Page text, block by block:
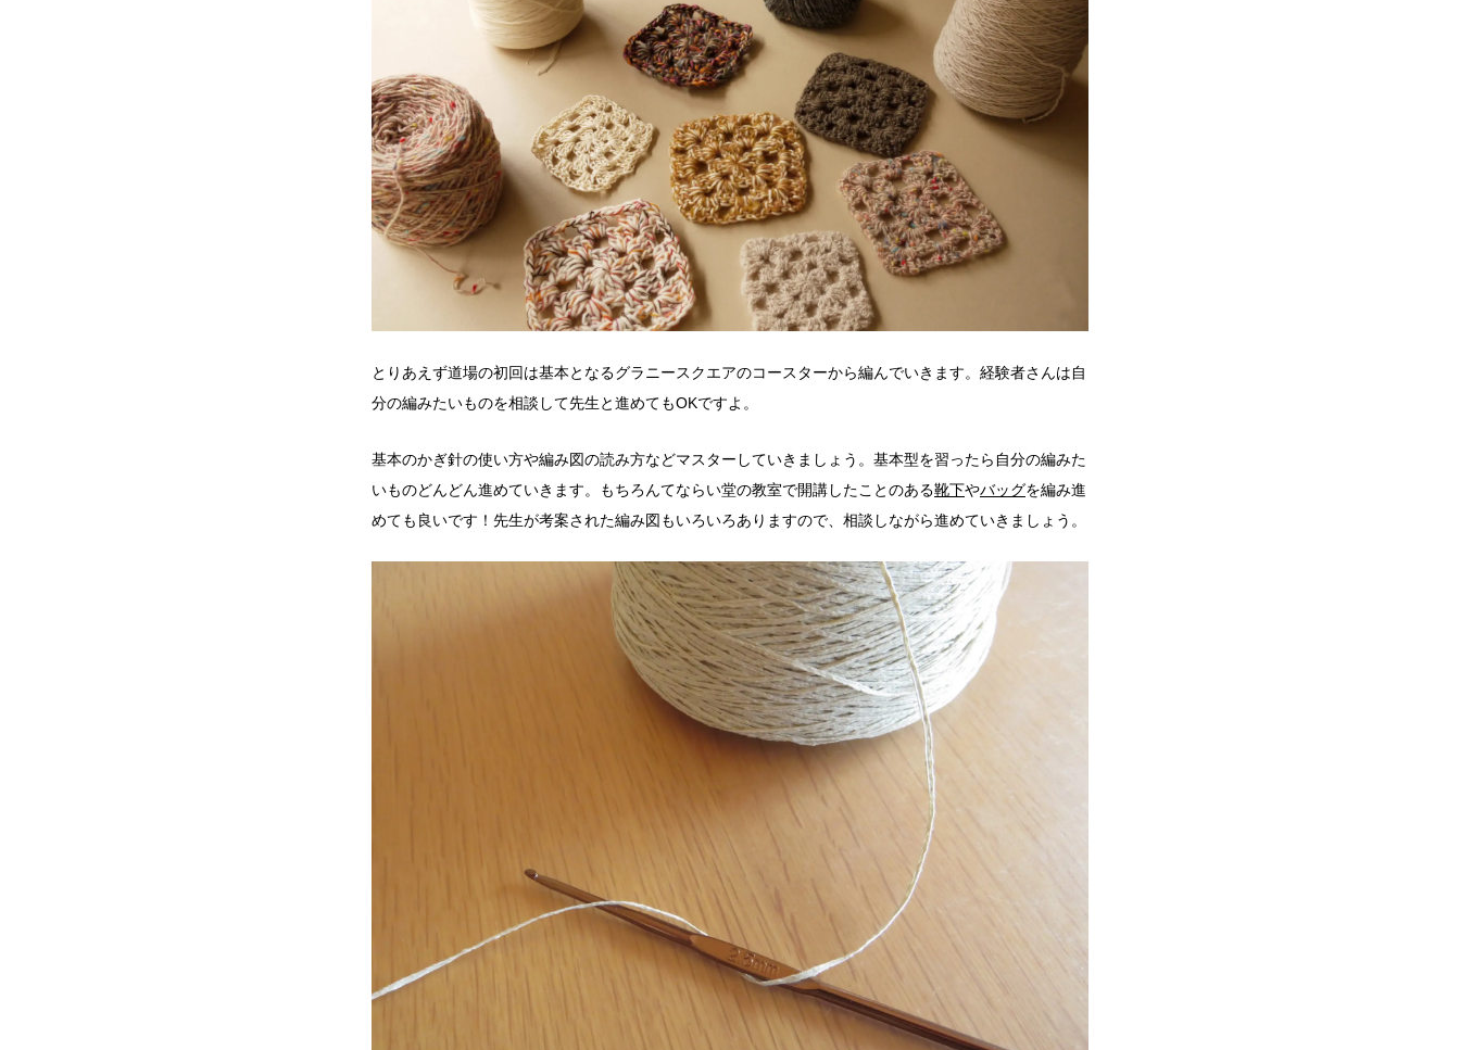
とりあえず道場の初回は基本となるグラニースクエアのコースターから編んでいきます。経験者さんは自
分の編みたいものを相談して先生と進めてもOKですよ。
基本のかぎ針の使い方や編み図の読み方などマスターしていきましょう。基本型を習ったら自分の編みた
いものどんどん進めていきます。もちろんてならい堂の教室で開講したことのある靴下やバッグを編み進
めても良いです！先生が考案された編み図もいろいろありますので、相談しながら進めていきましょう。